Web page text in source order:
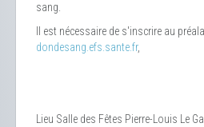
sang.
Il est nécessaire de s'inscrire au
dondesang.efs.sante.fr,
Lieu Salle des Fêtes Pierre-Louis Le Gall